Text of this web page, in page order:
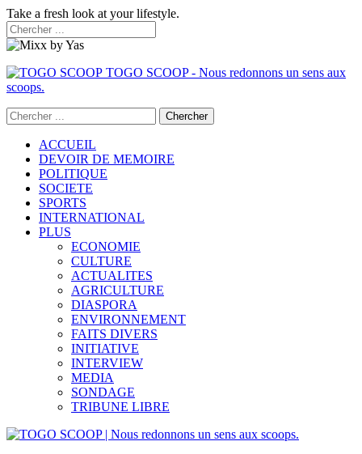
Take a fresh look at your lifestyle.
TOGO SCOOP - Nous redonnons un sens aux
scoops.
ACCUEIL
DEVOIR DE MEMOIRE
POLITIQUE
SOCIETE
SPORTS
INTERNATIONAL
PLUS
ECONOMIE
CULTURE
ACTUALITES
AGRICULTURE
DIASPORA
ENVIRONNEMENT
FAITS DIVERS
INITIATIVE
INTERVIEW
MEDIA
SONDAGE
TRIBUNE LIBRE